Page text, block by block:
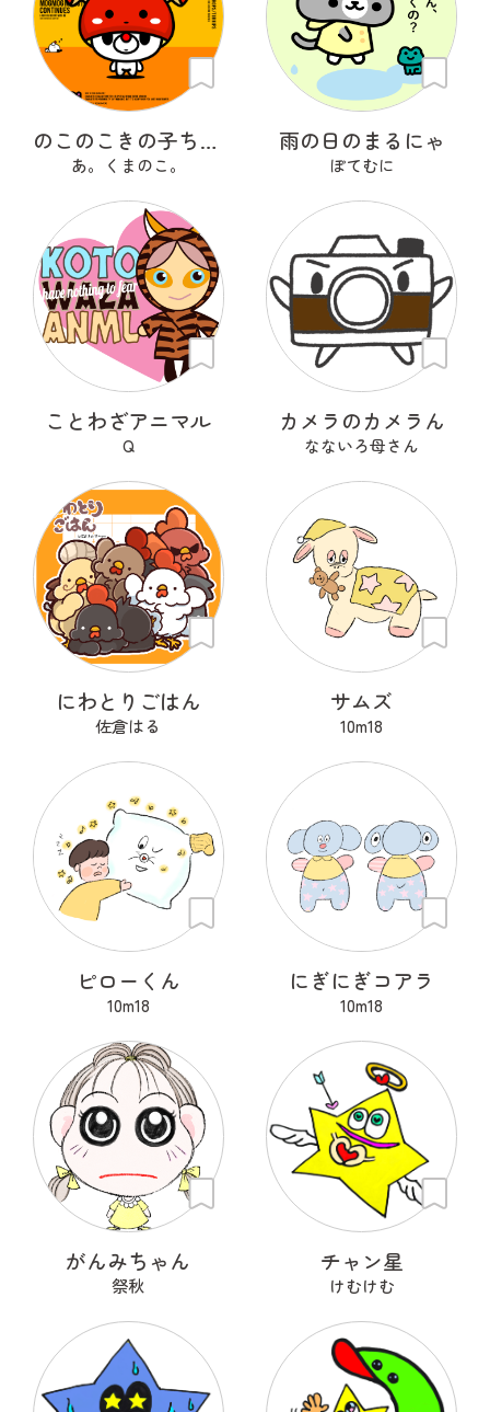
のこのこきの子ちゃん
あ。くまのこ。
雨の日のまるにゃ
ぽてむに
ことわざアニマル
Q
カメラのカメラん
なないろ母さん
にわとりごはん
佐倉はる
サムズ
10m18
ピローくん
10m18
にぎにぎコアラ
10m18
がんみちゃん
祭秋
チャン星
けむけむ